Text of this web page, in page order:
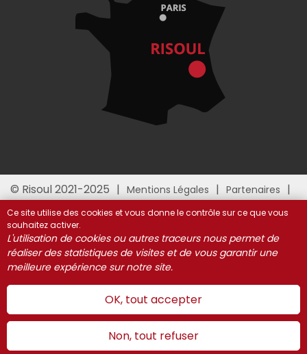
© Risoul 2021-2025 Mentions Légales
Partenaires
Ce site utilise des cookies et vous donne le contrôle sur ce que vous
souhaitez activer.
L'utilisation de cookies ou autres traceurs nous permet de
réaliser des statistiques de visites et de vous garantir une
meilleure expérience sur notre site.
OK, tout accepter
Non, tout refuser